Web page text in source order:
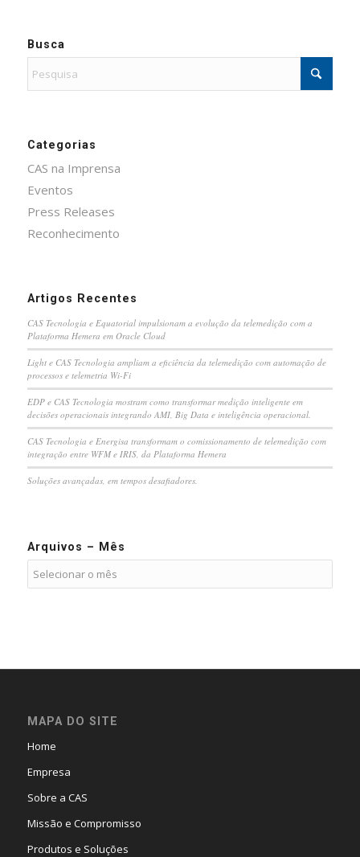
Busca
Categorias
CAS na Imprensa
Eventos
Press Releases
Reconhecimento
Artigos Recentes
CAS Tecnologia e Equatorial impulsionam a evolução da telemedição com a
Plataforma Hemera em Oracle Cloud
Light e CAS Tecnologia ampliam a eficiência da telemedição com automação de
processos e telemetria Wi-Fi
EDP e CAS Tecnologia mostram como transformar medição inteligente em
decisões operacionais integrando AMI, Big Data e inteligência operacional.
CAS Tecnologia e Energisa transformam o comissionamento de telemedição com
integração entre WFM e IRIS, da Plataforma Hemera
Soluções avançadas, em tempos desafiadores.
Arquivos – Mês
MAPA DO SITE
Home
Empresa
Sobre a CAS
Missão e Compromisso
Produtos e Soluções